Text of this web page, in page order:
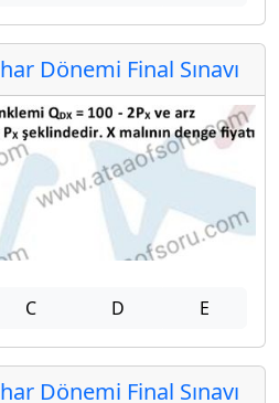
Dönemi Final Sınavı
C D E
Dönemi Final Sınavı